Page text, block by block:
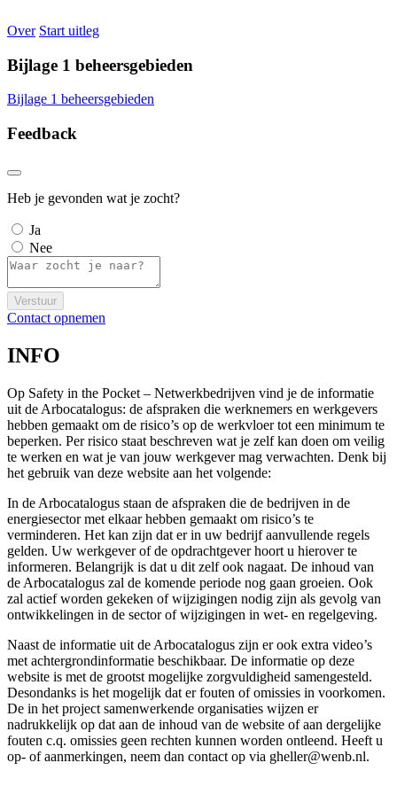
Over Start uitleg
Bijlage 1 beheersgebieden
Bijlage 1 beheersgebieden
Feedback
Heb je gevonden wat je zocht?
Ja
Nee
Verstuur
Contact opnemen
INFO
Op Safety in the Pocket – Netwerkbedrijven vind je de informatie
uit de Arbocatalogus: de afspraken die werknemers en werkgevers
hebben gemaakt om de risico’s op de werkvloer tot een minimum te
beperken. Per risico staat beschreven wat je zelf kan doen om veilig
te werken en wat je van jouw werkgever mag verwachten. Denk bij
het gebruik van deze website aan het volgende:
In de Arbocatalogus staan de afspraken die de bedrijven in de
energiesector met elkaar hebben gemaakt om risico’s te
verminderen. Het kan zijn dat er in uw bedrijf aanvullende regels
gelden. Uw werkgever of de opdrachtgever hoort u hierover te
informeren. Belangrijk is dat u dit zelf ook nagaat. De inhoud van
de Arbocatalogus zal de komende periode nog gaan groeien. Ook
zal actief worden gekeken of wijzigingen nodig zijn als gevolg van
ontwikkelingen in de sector of wijzigingen in wet- en regelgeving.
Naast de informatie uit de Arbocatalogus zijn er ook extra video’s
met achtergrondinformatie beschikbaar. De informatie op deze
website is met de grootst mogelijke zorgvuldigheid samengesteld.
Desondanks is het mogelijk dat er fouten of omissies in voorkomen.
De in het project samenwerkende organisaties wijzen er
nadrukkelijk op dat aan de inhoud van de website of aan dergelijke
fouten c.q. omissies geen rechten kunnen worden ontleend. Heeft u
op- of aanmerkingen, neem dan contact op via gheller@wenb.nl.